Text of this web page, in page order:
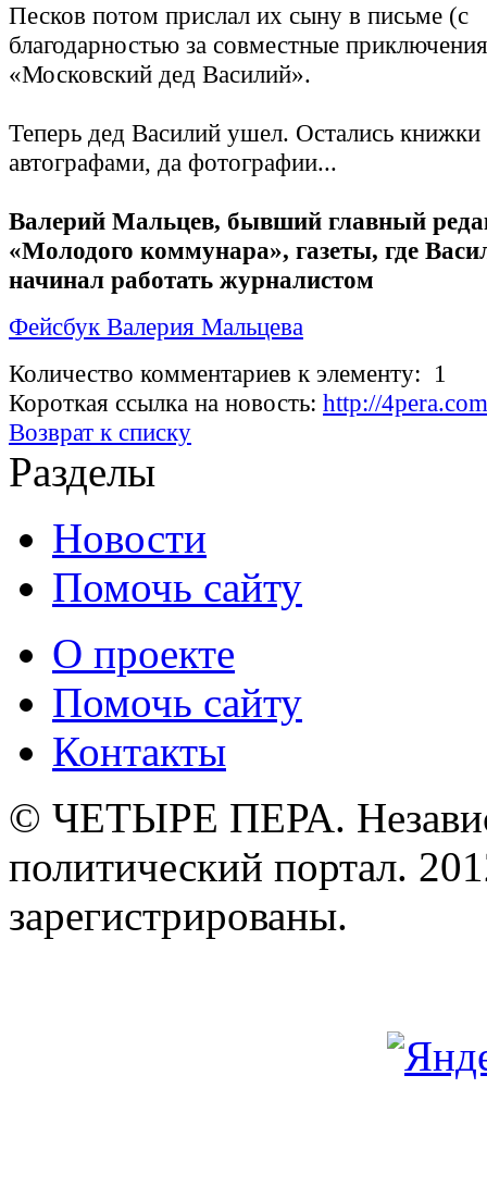
Песков потом прислал их сыну в письме (с
благодарностью за совместные
«Московский дед Василий».
Теперь дед Василий ушел. Остались книжки
автографами, да фотографии...
Валерий Мальцев, бывший главный
«Молодого коммунара», газеты, где
начинал работать журналистом
Фейсбук Валерия Мальцева
Количество комментариев к элементу: 1
Короткая ссылка на новость: http://
Возврат к списку
Разделы
Новости
Помочь сайту
О проекте
Помочь сайту
Контакты
© ЧЕТЫРЕ ПЕРА.
политический портал.
зарегистрированы.